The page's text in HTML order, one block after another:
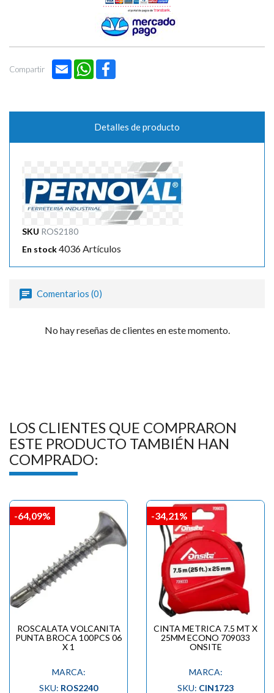
Compartir Email WhatsApp
Detalles de producto
SKU ROS2180
En stock4036 Artículos
Comentarios (0)
No hay reseñas de clientes en este momento.
LOS CLIENTES QUE COMPRARON
ESTE PRODUCTO TAMBIÉN HAN
COMPRADO:
ROSCALATA VOLCANITA
PUNTA BROCA 100PCS 06
X 1
MARCA:
SKU: ROS2240
-64,09%
CINTA METRICA 7.5 MT X
25MM ECONO 709033
ONSITE
MARCA:
SKU: CIN1723
-34,21%